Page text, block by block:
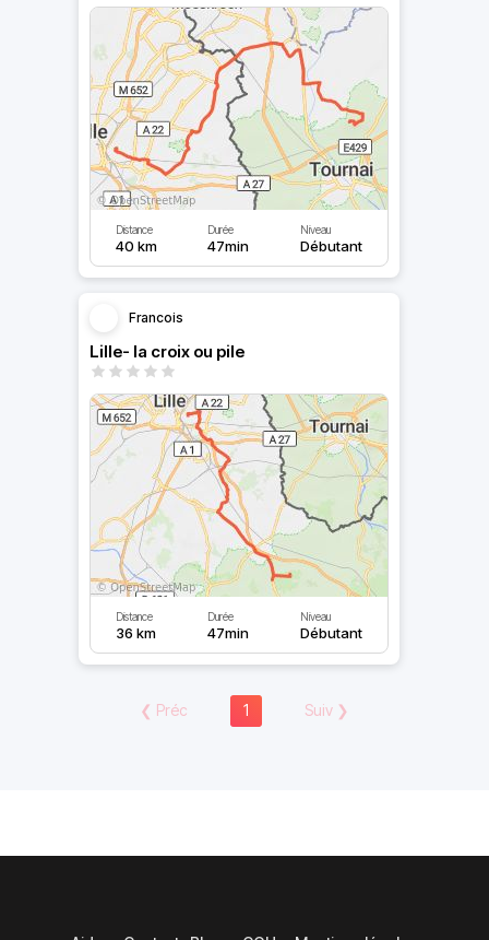
Distance
40 km
Durée
47min
Niveau
Débutant
Francois
Lille- la croix ou pile
Distance
36 km
Durée
47min
Niveau
Débutant
❮ Préc 1 Suiv ❯